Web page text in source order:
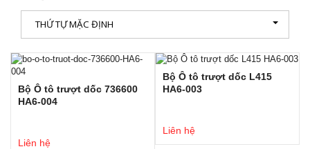
THỨ TỰ MẶC ĐỊNH
Bộ Ô tô trượt dốc 736600
HA6-004
Liên hệ
Bộ Ô tô trượt dốc L415
HA6-003
Liên hệ